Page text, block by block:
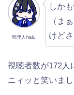
管理人halu
しか
（ま
けどさ
視聴者数が172人
ニィッと笑いまし